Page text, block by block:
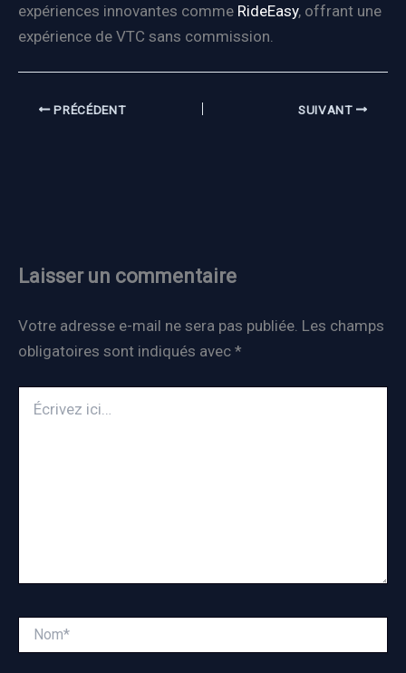
expériences innovantes comme RideEasy, offrant une
expérience de VTC sans commission.
PRÉCÉDENT SUIVANT
Laisser un commentaire
Votre adresse e-mail ne sera pas publiée. Les champs
obligatoires sont indiqués avec *
ici…